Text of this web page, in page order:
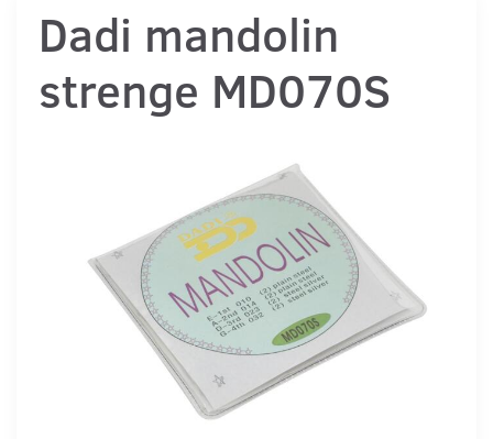
Dadi mandolin
strenge MD070S